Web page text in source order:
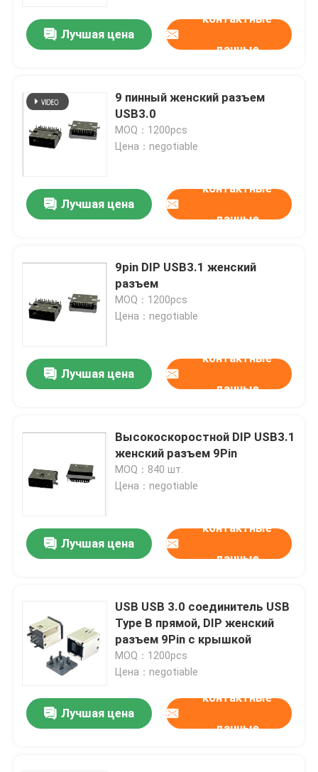
Дом
О нас
Проверка качества
Контакт США
Спросите цитату
DIP-разъем USB
Гнездовой разъем DP
Разъем микро-HDMI
соединители D-подводной лодки
Штабелированные USB-разъемы
Водонепроницаемые разъемы IP67
Лучшая цена
контактные
данные
9 пинный женский разъем
USB3.0
MOQ：1200pcs
Цена：negotiable
Лучшая цена
контактные
данные
9pin DIP USB3.1 женский
разъем
MOQ：1200pcs
Цена：negotiable
Лучшая цена
контактные
данные
Высокоскоростной DIP USB3.1
женский разъем 9Pin
MOQ：840 шт.
Цена：negotiable
Лучшая цена
контактные
данные
USB USB 3.0 соединитель USB
Type B прямой, DIP женский
разъем 9Pin с крышкой
MOQ：1200pcs
Цена：negotiable
Лучшая цена
контактные
данные